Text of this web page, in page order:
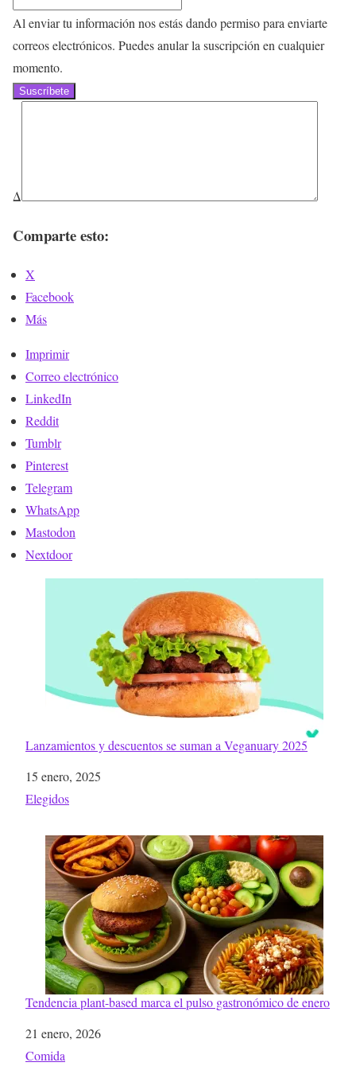
Al enviar tu información nos estás dando permiso para enviarte
correos electrónicos. Puedes anular la suscripción en cualquier
momento.
Suscríbete
Δ
Comparte esto:
X
Facebook
Más
Imprimir
Correo electrónico
LinkedIn
Reddit
Tumblr
Pinterest
Telegram
WhatsApp
Mastodon
Nextdoor
Lanzamientos y descuentos se suman a Veganuary 2025
Fecha
15 enero, 2025
Respecto a
Elegidos
Tendencia plant-based marca el pulso gastronómico de enero
Fecha
21 enero, 2026
Respecto a
Comida